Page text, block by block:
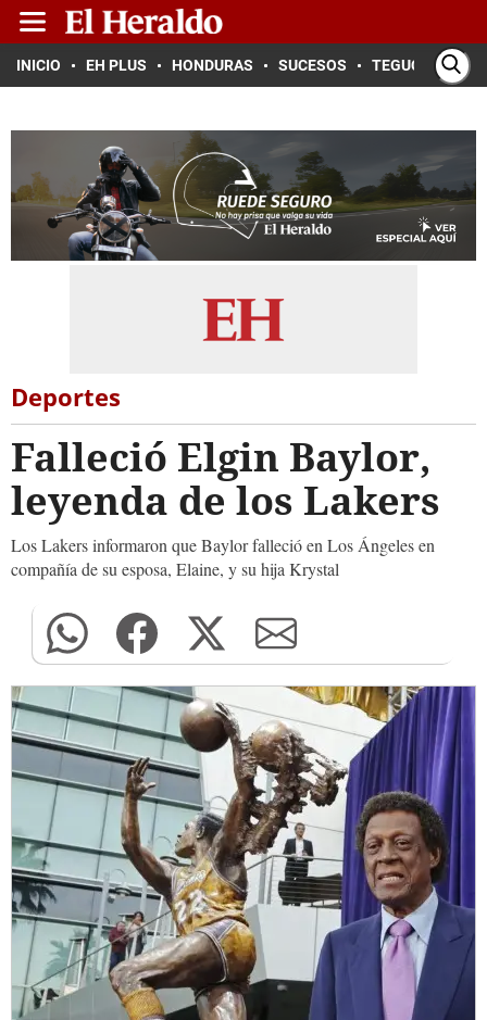
INICIO EH PLUS HONDURAS SUCESOS TEGUCIGALPA
Deportes
Falleció Elgin Baylor,
leyenda de los Lakers
Los Lakers informaron que Baylor falleció en Los Ángeles en
compañía de su esposa, Elaine, y su hija Krystal